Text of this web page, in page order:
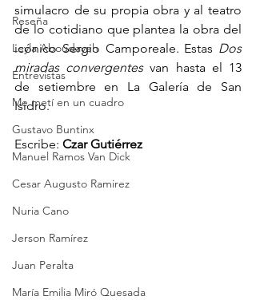
Reseña
Leyla Aboudayeh
Entrevistas
Me metí en un cuadro
Gustavo Buntinx
Manuel Ramos Van Dick
Cesar Augusto Ramirez
Nuria Cano
Jerson Ramírez
Juan Peralta
María Emilia Miró Quesada
simulacro de su propia obra y al teatro
de lo cotidiano que plantea la obra del
icónico Sergio Camporeale. Estas Dos
miradas convergentes van hasta el 13
de setiembre en La Galería de San
Isidro.
Escribe: Czar Gutiérrez